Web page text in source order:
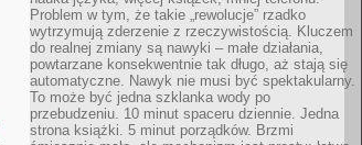
Problem w tym, że takie „rewolucje” rzadko
wytrzymują zderzenie z rzeczywistością. Kluczem
do realnej zmiany są nawyki – małe działania,
powtarzane konsekwentnie tak długo, aż stają się
automatyczne. Nawyk nie musi być spektakularny.
To może być jedna szklanka wody po
przebudzeniu. 10 minut spaceru dziennie. Jedna
strona książki. 5 minut porządków. Brzmi